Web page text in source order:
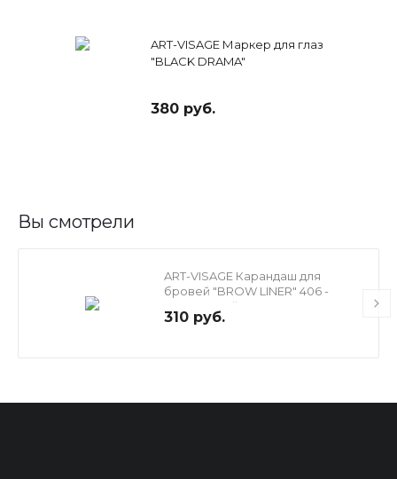
ART-VISAGE Маркер для глаз
"BLACK DRAMA"
380 руб.
Вы смотрели
ART-VISAGE Карандаш для
бровей "BROW LINER" 406 -
коричневый
310 руб.